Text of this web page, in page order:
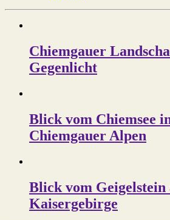
Chiemgauer
Gegenlicht
Blick vom Chiemsee
Chiemgauer Alpen
Blick vom Geigelstein
Kaisergebirge